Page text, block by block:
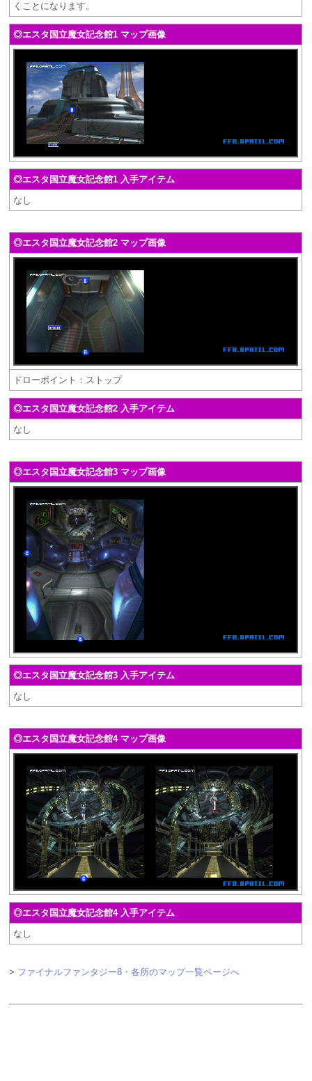
くことになります。
◎エスタ国立魔女記念館1 マップ画像
◎エスタ国立魔女記念館1 入手アイテム
なし
◎エスタ国立魔女記念館2 マップ画像
ドローポイント：ストップ
◎エスタ国立魔女記念館2 入手アイテム
なし
◎エスタ国立魔女記念館3 マップ画像
◎エスタ国立魔女記念館3 入手アイテム
なし
◎エスタ国立魔女記念館4 マップ画像
◎エスタ国立魔女記念館4 入手アイテム
なし
> ファイナルファンタジー8・各所のマップ一覧ページへ